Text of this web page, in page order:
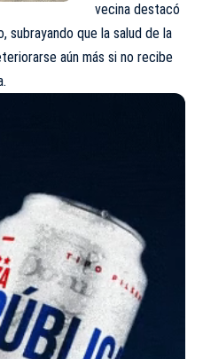
vecina destacó
subrayando que la salud de la
aún más si no recibe